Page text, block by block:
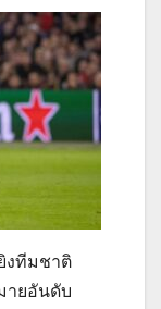
งทีมชาติ
ายอันดับ